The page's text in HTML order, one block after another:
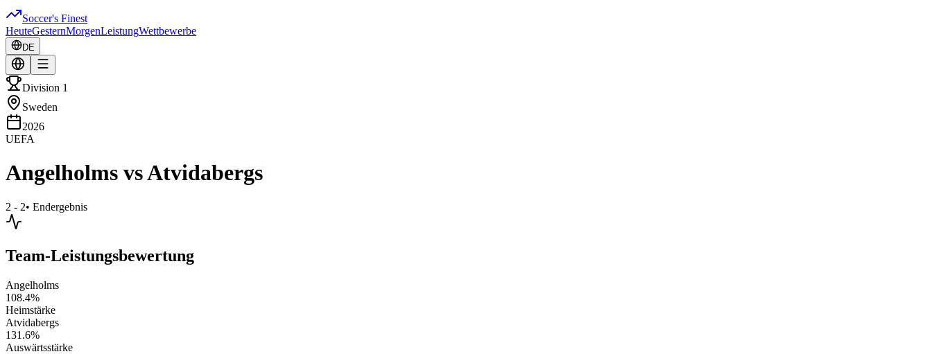
Soccer's Finest
HeuteGesternMorgenLeistungWettbewerbe
DE
Division 1
Sweden
2026
UEFA
Angelholms vsAtvidabergs
2 - 2• Endergebnis
Team-Leistungsbewertung
Angelholms
108.4%
Heimstärke
Atvidabergs
131.6%
Auswärtsstärke